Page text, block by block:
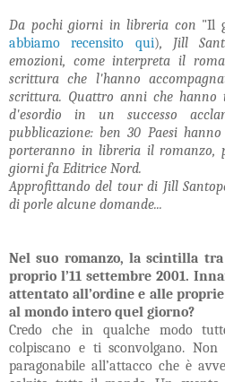
Da pochi giorni in libreria con "Il
abbiamo recensito qui), Jill
emozioni, come interpreta il
scrittura che l'hanno
scrittura. Quattro anni che hanno
d'esordio in un successo
pubblicazione: ben 30 Paesi
porteranno in libreria il romanzo,
giorni fa Editrice Nord.
Approfittando del tour di Jill
di porle alcune domande...
Nel suo romanzo, la scintilla
proprio l’11 settembre 2001.
attentato all’ordine e alle proprie
al mondo intero quel giorno?
Credo che in qualche modo
colpiscano e ti sconvolgano.
paragonabile all’attacco che è